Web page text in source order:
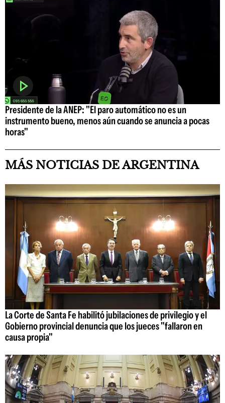
Presidente de la ANEP: "El paro automático no es un
instrumento bueno, menos aún cuando se anuncia a pocas
horas"
MÁS NOTICIAS DE ARGENTINA
La Corte de Santa Fe habilitó jubilaciones de privilegio y el
Gobierno provincial denuncia que los jueces "fallaron en
causa propia"